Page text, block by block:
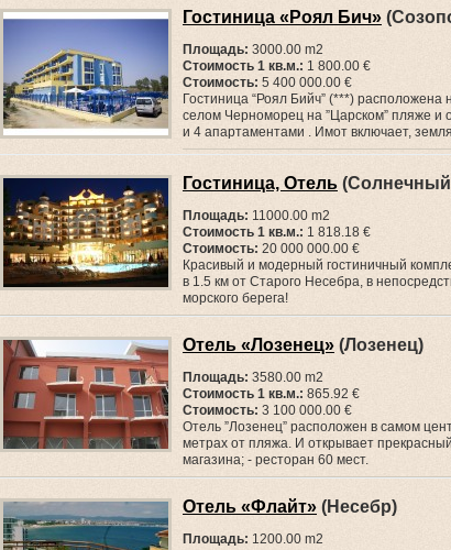
Гостиница «Роял Бич»
Площадь: 3000.00 m2
Стоимость 1 кв.м.: 1 800.00 €
Стоимость: 5 400 000.00 €
Гостиница “Роял Бийч” (***)
селом Черноморец на ”Царском” пляже
и 4 апартаментами . Имот включает,
Гостиница, Отель (Солнечный
Площадь: 11000.00 m2
Стоимость 1 кв.м.: 1 818.18 €
Стоимость: 20 000 000.00 €
Красивый и модерный гостиничный
в 1.5 км от Старого Несебра, в
морского берега!
Отель «Лозенец» (Лозенец)
Площадь: 3580.00 m2
Стоимость 1 кв.м.: 865.92 €
Стоимость: 3 100 000.00 €
Отель ”Лозенец” расположен в самом
метрах от пляжа. И открывает
магазина; - ресторан 60 мест.
Отель «Флайт» (Несебр)
Площадь: 1200.00 m2